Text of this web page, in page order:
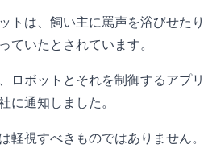
トは、飼い主に罵声を浴びせた
ていたとされています。
ロボットとそれを制御するアプ
に通知しました。
軽視すべきものではありません。